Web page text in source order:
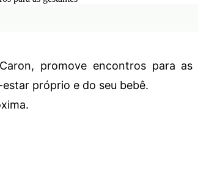
promove encontros para
próprio e do seu bebê.